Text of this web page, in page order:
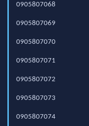
0905807068
0905807069
0905807070
0905807071
0905807072
0905807073
0905807074